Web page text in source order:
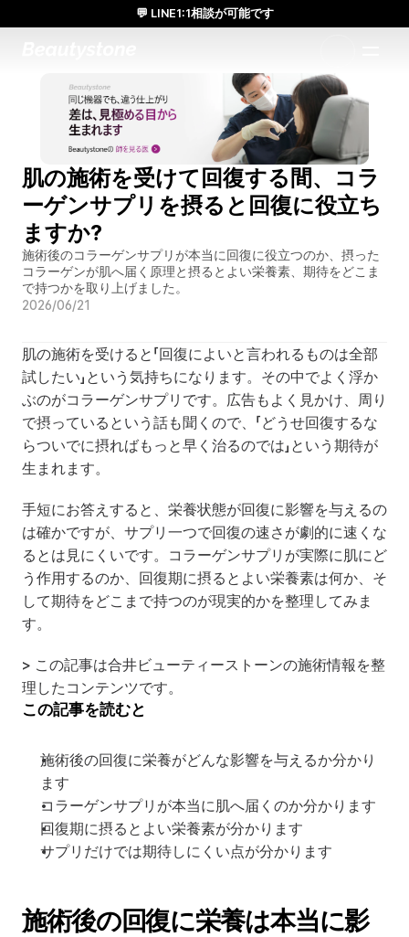
肌の施術を受けて回復する間、コラ
ーゲンサプリを摂ると回復に役立ち
ますか?
施術後のコラーゲンサプリが本当に回復に役立つのか、摂った
コラーゲンが肌へ届く原理と摂るとよい栄養素、期待をどこま
で持つかを取り上げました。
2026/06/21
肌の施術を受けると「回復によいと言われるものは全部
試したい」という気持ちになります。その中でよく浮か
ぶのがコラーゲンサプリです。広告もよく見かけ、周り
で摂っているという話も聞くので、「どうせ回復するな
らついでに摂ればもっと早く治るのでは」という期待が
生まれます。
手短にお答えすると、栄養状態が回復に影響を与えるの
は確かですが、サプリ一つで回復の速さが劇的に速くな
るとは見にくいです。コラーゲンサプリが実際に肌にど
う作用するのか、回復期に摂るとよい栄養素は何か、そ
して期待をどこまで持つのが現実的かを整理してみま
す。
> この記事は合井ビューティーストーンの施術情報を整
理したコンテンツです。
この記事を読むと
施術後の回復に栄養がどんな影響を与えるか分かり
ます
コラーゲンサプリが本当に肌へ届くのか分かります
回復期に摂るとよい栄養素が分かります
サプリだけでは期待しにくい点が分かります
施術後の回復に栄養は本当に影
💬 LINE1:1相談が可能です
日本人通訳常駐／お得な体験価格／満足度の高い効果